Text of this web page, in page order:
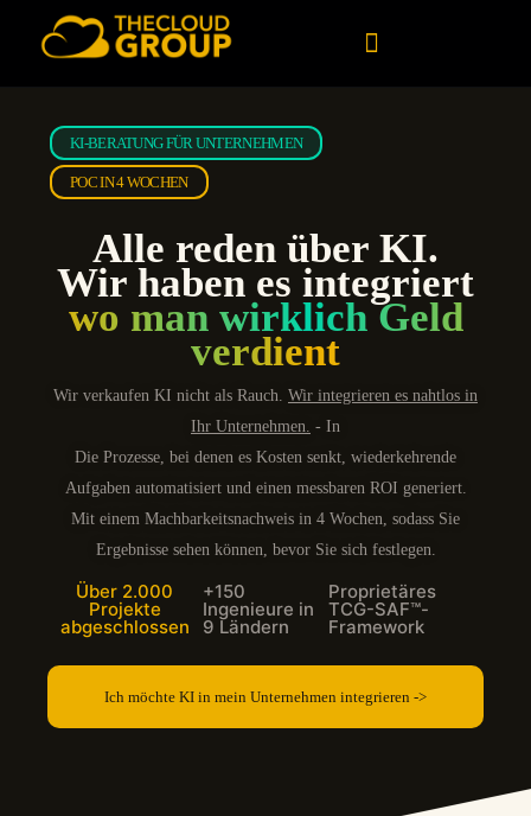
springen
KI-BERATUNG FÜR UNTERNEHMEN
POC IN 4 WOCHEN
Alle reden über KI.
Wir haben es integriert
wo man wirklich Geld
verdient
Wir verkaufen KI nicht als Rauch. Wir integrieren es nahtlos in
Ihr Unternehmen. - In
Die Prozesse, bei denen es Kosten senkt, wiederkehrende
Aufgaben automatisiert und einen messbaren ROI generiert.
Mit einem Machbarkeitsnachweis in 4 Wochen, sodass Sie
Ergebnisse sehen können, bevor Sie sich festlegen.
Über 2.000
Projekte
abgeschlossen
+150
Ingenieure in
9 Ländern
Proprietäres
TCG-SAF™-
Framework
Ich möchte KI in mein Unternehmen integrieren ->